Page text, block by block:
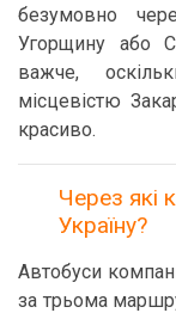
безумовно
Угорщину або
важче,
місцевістю
красиво.
Через які
Україну?
Автобуси
за трьома